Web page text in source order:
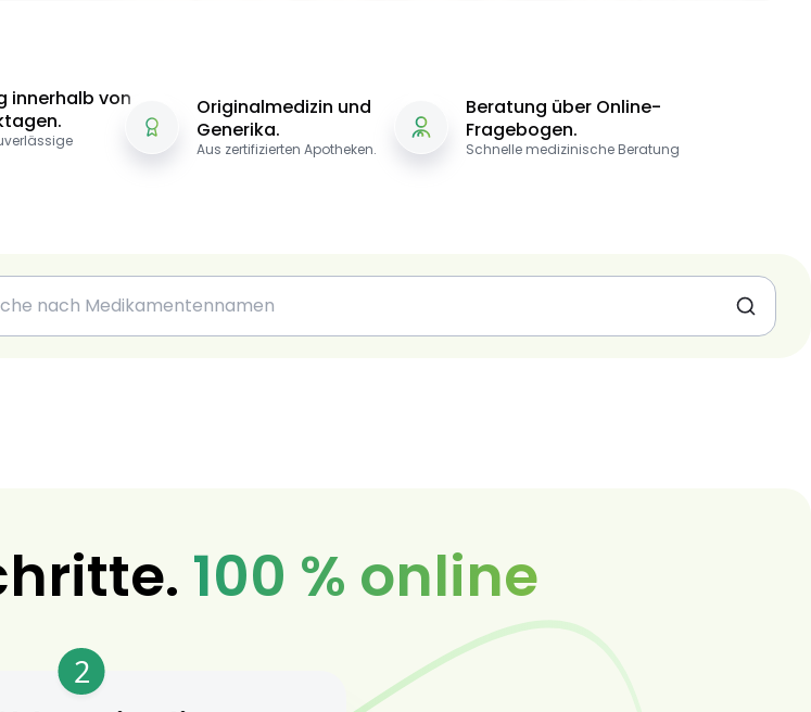
innerhalb von
Originalmedizin und
Generika.
Aus zertifizierten Apotheken.
Beratung über Online-
Fragebogen.
Schnelle medizinische Beratung
100 % online
2